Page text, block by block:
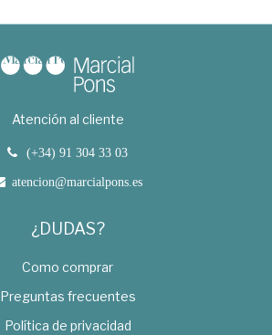
Atención al cliente
(+34) 91 304 33 03
atencion@marcialpons.es
¿DUDAS?
Como comprar
Preguntas frecuentes
Política de privacidad